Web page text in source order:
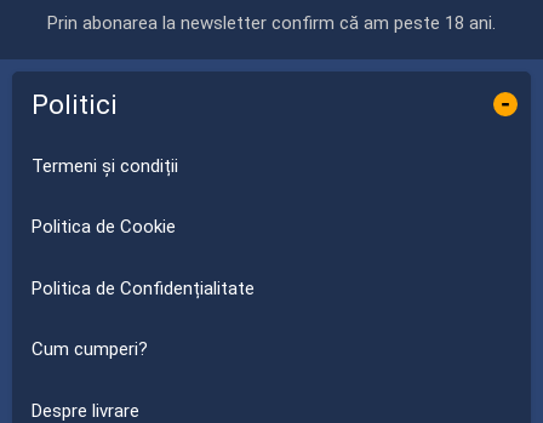
Prin abonarea la newsletter confirm că am peste 18 ani.
Politici -
Termeni și condiții
Politica de Cookie
Politica de Confidențialitate
Cum cumperi?
Despre livrare